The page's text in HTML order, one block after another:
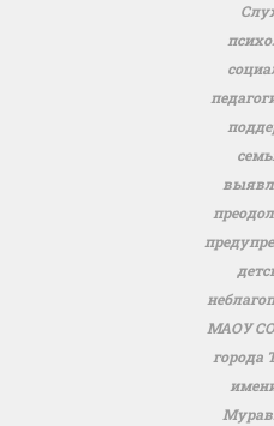
МАОУ
города